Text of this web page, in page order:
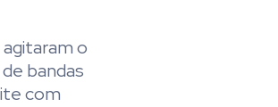
o
bandas
com